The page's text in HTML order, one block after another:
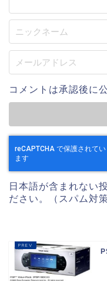
コメントは承認後に
日本語が含まれない
ださい。（スパム対策